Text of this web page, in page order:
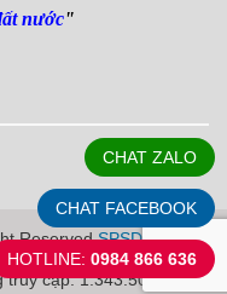
nước"
ReservedSPSDEV
truy cập: 1.343.507
CHAT ZALO
CHAT FACEBOOK
HOTLINE: 0984 866 636